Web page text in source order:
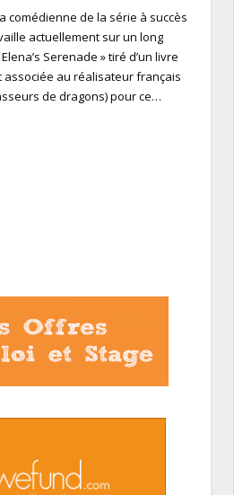
comédienne de la série à succès
actuellement sur un long
Serenade » tiré d’un livre
associée au réalisateur français
de dragons) pour ce…